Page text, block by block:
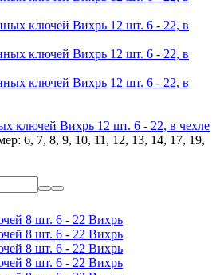
ключей Вихрь 12 шт. 6 - 22, в чехле
6, 7, 8, 9, 10, 11, 12, 13, 14, 17, 19,